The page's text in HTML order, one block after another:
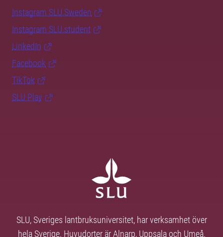
Instagram SLU.Sweden
Instagram SLU.student
LinkedIn
Facebook
TikTok
SLU Play
SLU, Sveriges lantbruksuniversitet, har verksamhet över
hela Sverige. Huvudorter är Alnarp, Uppsala och Umeå.